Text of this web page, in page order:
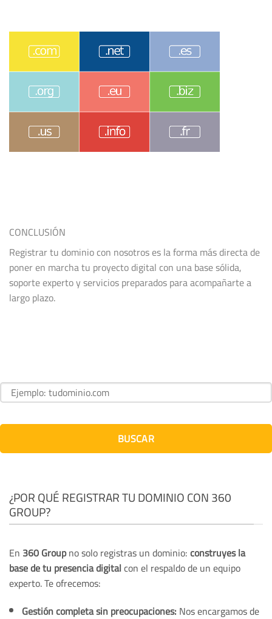
CONCLUSIÓN
Registrar tu dominio con nosotros es la forma más directa de
poner en marcha tu proyecto digital con una base sólida,
soporte experto y servicios preparados para acompañarte a
largo plazo.
BUSCAR
¿POR QUÉ REGISTRAR TU DOMINIO CON 360
GROUP?
En 360 Groupno solo registras un dominio:construyes la
base de tu presencia digitalcon el respaldo de un equipo
experto. Te ofrecemos:
Gestión completa sin preocupaciones: Nos encargamos de